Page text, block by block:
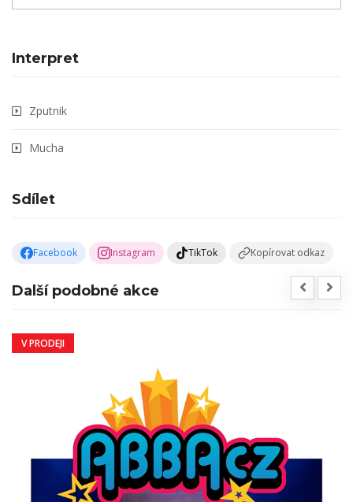
Interpret
Zputnik
Mucha
Sdílet
Facebook Instagram TikTok Kopírovat odkaz
Další podobné akce
V PRODEJI